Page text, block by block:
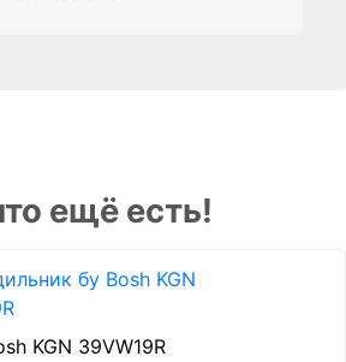
ещё есть!
KGN 39VW19R